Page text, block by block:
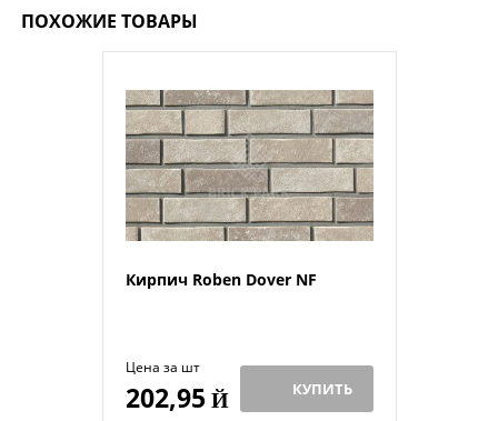
ПОХОЖИЕ ТОВАРЫ
Кирпич Roben Dover NF
Цена за шт
202,95 Й КУПИТЬ